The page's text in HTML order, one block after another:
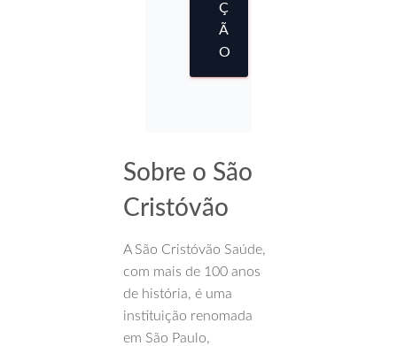
Ç
Ã
O
Sobre o São
Cristóvão
A São Cristóvão Saúde,
com mais de 100 anos
de história, é uma
instituição renomada
em São Paulo,